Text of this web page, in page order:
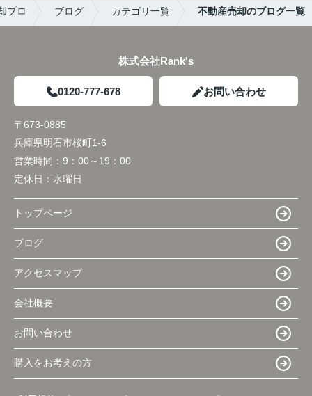
プロ ブログ カテゴリ一覧 不動産売却のブログ一覧
株式会社Rank's
0120-777-678 お問い合わせ
〒673-0885
兵庫県明石市桜町1-6
営業時間： 9：00～19：00
定休日： 水曜日
トップページ
ブログ
アクセスマップ
会社概要
お問い合わせ
購入をお考えの方